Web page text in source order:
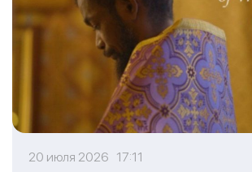
20 июля 2026 17:11